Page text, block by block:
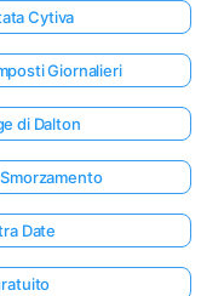
Cytiva
Giornalieri
di Dalton
Date